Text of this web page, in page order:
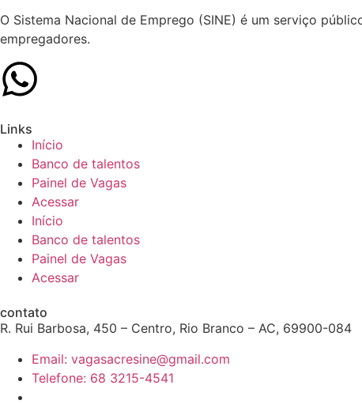
O Sistema Nacional de Emprego (SINE) é um serviço
empregadores.
Links
Início
Banco de talentos
Painel de Vagas
Acessar
Início
Banco de talentos
Painel de Vagas
Acessar
contato
R. Rui Barbosa, 450 – Centro, Rio Branco – AC, 69900-084
Email: vagasacresine@gmail.com
Telefone: 68 3215-4541